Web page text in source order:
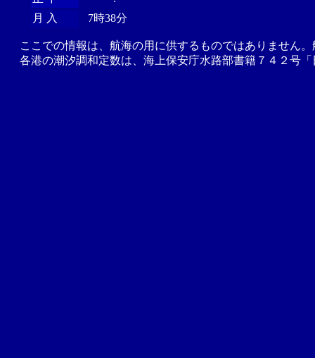
月 入
7時38分
ここでの情報は、航海の用に供するものではありません
各港の潮汐調和定数は、海上保安庁水路部書籍７４２号